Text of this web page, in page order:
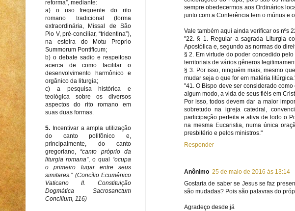
sempre obedecermos aos Ordinários
junto com a Conferência tem o múnus e
Vale também aqui ainda verificar os nºs
"22. § 1. Regular a sagrada Liturgia
Apostólica e, segundo as normas do
§ 2. Em virtude do poder concedido
territoriais de vários gêneros
§ 3. Por isso, ninguém mais, mesmo
mudar seja o que for em matéria
"41. O Bispo deve ser considerado
algum modo, a vida de seus fiéis em
Por isso, todos devem dar a maior
sobretudo na igreja catedral,
participação perfeita e ativa de todo o
na mesma Eucaristia, numa única
presbitério e pelos ministros."
Responder
Anônimo 25 de maio de 2016 às 13:14
Gostaria de saber se Jesus se faz
são mudadas? Pois são palavras do
Agradeço desde já
reforma”, mediante:
a) o uso frequente do rito
romano tradicional (forma
extraordinária, Missal de São
Pio V, pré-conciliar, “tridentina”),
na esteira do Motu Proprio
Summorum Pontificum;
b) o debate sadio e respeitoso
acerca de como facilitar o
desenvolvimento harmônico e
orgânico da liturgia;
c) a pesquisa histórica e
teológica sobre os diversos
aspectos do rito romano em
suas duas formas.
5. Incentivar a ampla utilização
do canto polifônico e,
principalmente, do canto
gregoriano, “canto próprio da
liturgia romana”, o qual “ocupa
o primeiro lugar entre seus
similares.” (Concílio Ecumênico
Vaticano II. Constituição
Dogmática Sacrosanctum
Concilium, 116)